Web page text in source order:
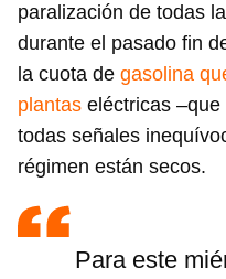
paralización de todas
durante el pasado fin
la cuota de gasolina
plantas eléctricas
todas señales
régimen están secos.
Para este